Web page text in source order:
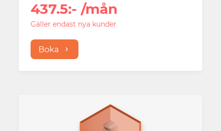
437.5:- /mån
Gäller endast nya kunder
Boka